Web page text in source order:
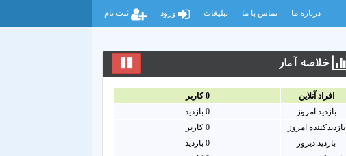
درباره ما تماس با ما تبلیغات ورود ثبت نام
خلاصه آمار
افراد آنلاين 0کاربر
بازدید امروز
0بازدید
بازدیدکننده امروز
0 کاربر
بازدید دیروز
0 بازدید